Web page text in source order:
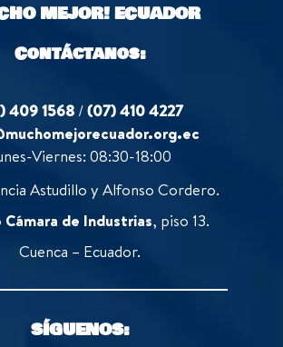
MEJOR!ECUADOR
Contáctanos:
409 1568 /(07) 410 4227
Viernes: 08:30-18:00
Astudillo y Alfonso Cordero.
Cámara de Industrias, piso 13.
Cuenca – Ecuador.
SÍGUENOS: